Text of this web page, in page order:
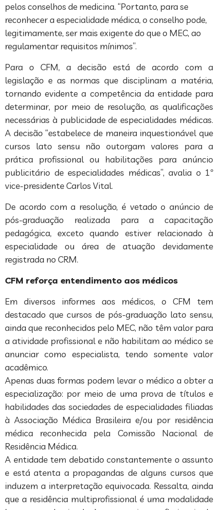
pelos conselhos de medicina. “Portanto, para se
reconhecer a especialidade médica, o conselho pode,
legitimamente, ser mais exigente do que o MEC, ao
regulamentar requisitos mínimos”.
Para o CFM, a decisão está de acordo com a
legislação e as normas que disciplinam a matéria,
tornando evidente a competência da entidade para
determinar, por meio de resolução, as qualificações
necessárias à publicidade de especialidades médicas.
A decisão “estabelece de maneira inquestionável que
cursos lato sensu não outorgam valores para a
prática profissional ou habilitações para anúncio
publicitário de especialidades médicas”, avalia o 1º
vice-presidente Carlos Vital.
De acordo com a resolução, é vetado o anúncio de
pós-graduação realizada para a capacitação
pedagógica, exceto quando estiver relacionado à
especialidade ou área de atuação devidamente
registrada no CRM.
CFM reforça entendimento aos médicos
Em diversos informes aos médicos, o CFM tem
destacado que cursos de pós-graduação lato sensu,
ainda que reconhecidos pelo MEC, não têm valor para
a atividade profissional e não habilitam ao médico se
anunciar como especialista, tendo somente valor
acadêmico.
Apenas duas formas podem levar o médico a obter a
especialização: por meio de uma prova de títulos e
habilidades das sociedades de especialidades filiadas
à Associação Médica Brasileira e/ou por residência
médica reconhecida pela Comissão Nacional de
Residência Médica.
A entidade tem debatido constantemente o assunto
e está atenta a propagandas de alguns cursos que
induzem a interpretação equivocada. Ressalta, ainda
que a residência multiprofissional é uma modalidade